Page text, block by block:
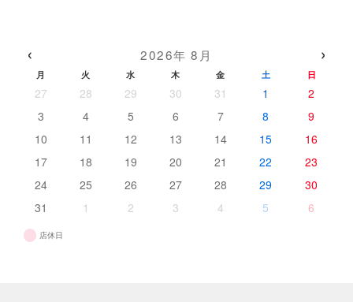
‹ 2026年 8月 ›
月 火 水 木 金 土 日
27 28 29 30 31 1
2
3
4 5 6 7 8
9
10
11 12 13 14 15
16
17
18 19 20 21 22
23
24
25 26 27 28 29
30
31
1 2 3 4 5 6
店休日